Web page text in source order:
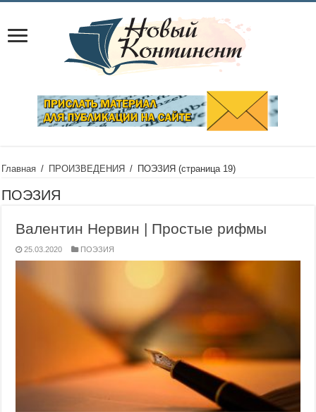
Главная / ПРОИЗВЕДЕНИЯ / ПОЭЗИЯ (страница 19)
ПОЭЗИЯ
Валентин Нервин | Простые рифмы
25.03.2020 ПОЭЗИЯ